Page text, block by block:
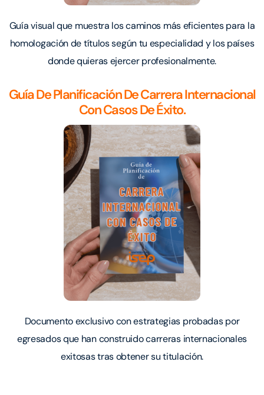
Guía visual que muestra los caminos más eficientes para la
homologación de títulos según tu especialidad y los países
donde quieras ejercer profesionalmente.
Guía De Planificación De Carrera Internacional
Con Casos De Éxito.
Documento exclusivo con estrategias probadas por
egresados que han construido carreras internacionales
exitosas tras obtener su titulación.